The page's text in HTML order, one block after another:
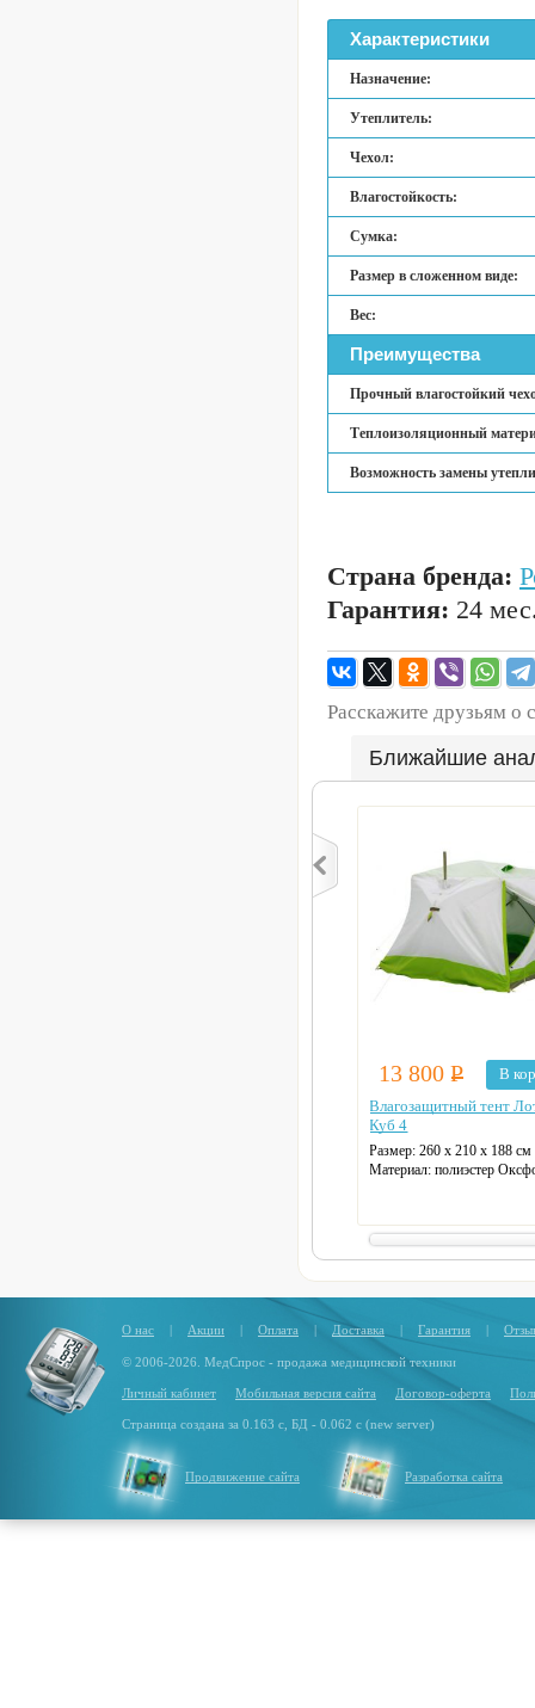
Характеристики
Назначение:
Утеплитель:
Чехол:
Влагостойкость:
Сумка:
Размер в сложенном виде:
Вес:
Преимущества
Прочный влагостойкий
Теплоизоляционный
Возможность замены
Страна бренда:
Гарантия: 24
Расскажите друзьям о
Ближайшие
13 800Р
В
Влагозащитный тент
Куб 4
Размер: 260 х 210 х 188 см
Материал: полиэстер
О нас | Акции | Оплата | Доставка | Гарантия |
© 2006-2026. МедСпрос - продажа медицинской техники
Личный кабинет Мобильная версия сайта Договор-оферта
Страница создана за 0.163 с, БД - 0.062 с (new server)
Продвижение сайта Разработка сайта